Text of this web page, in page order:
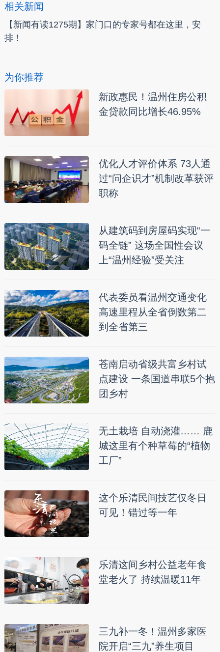
相关新闻
【新闻有读1275期】家门口的专家号都在这里，安
排！
为你推荐
新政惠民！温州住房公积
金贷款同比增长46.95%
优化人才评价体系 73人通
过“问企识才”机制改革获评
职称
从建筑码到房屋码实现“一
码全链” 这场全国性会议
上“温州经验”受关注
代表委员看温州交通变化
高速里程从全省倒数第二
到全省第三
苍南启动省级共富乡村试
点建设 一条国道串联5个抱
团乡村
无土栽培 自动浇灌…… 鹿
城这里有个种草莓的“植物
工厂”
这个乐清民间技艺仅冬日
可见！错过等一年
乐清这间乡村公益老年食
堂老火了 持续温暖11年
三九补一冬！温州多家医
院开启“三九”养生项目